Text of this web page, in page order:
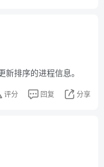
排序的进程信息。
评分 回复 分享